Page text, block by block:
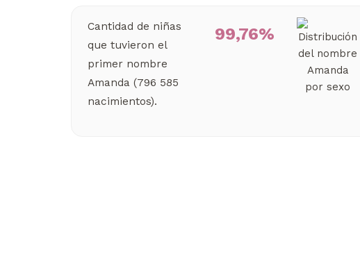
Cantidad de niñas
que tuvieron el
primer nombre
Amanda (796 585
nacimientos).
99,76%